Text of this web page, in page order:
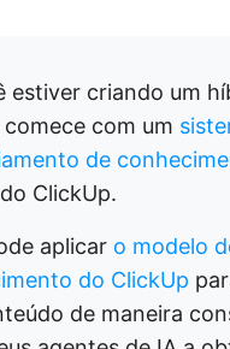
estiver criando um
comece com um
de
ClickUp.
aplicar o modelo
do ClickUp
de maneira